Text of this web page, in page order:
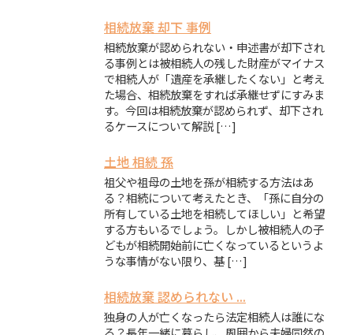
相続放棄 却下 事例
相続放棄が認められない・申述書が却下され
る事例とは被相続人の残した財産がマイナス
で相続人が「遺産を承継したくない」と考え
た場合、相続放棄をすれば承継せずにすみま
す。今回は相続放棄が認められず、却下され
るケースについて解説 […]
土地 相続 孫
祖父や祖母の土地を孫が相続する方法はあ
る？相続について考えたとき、「孫に自分の
所有している土地を相続してほしい」と希望
する方もいるでしょう。しかし被相続人の子
どもが相続開始前に亡くなっているというよ
うな事情がない限り、基 […]
相続放棄 認められない ...
独身の人が亡くなったら法定相続人は誰にな